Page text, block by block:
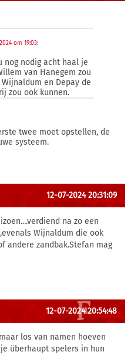
om 19:03:
nog nodig acht haal je
van Hanegem zou
en Depay de
zou ook kunnen.
twee moet opstellen, de
systeem.
12-07-2024 20:31:09
na zo een
Wijnaldum die ook
andere zandbak.Stefan mag
12-07-2024 20:54:48
los van namen hoeven
überhaupt spelers in hun